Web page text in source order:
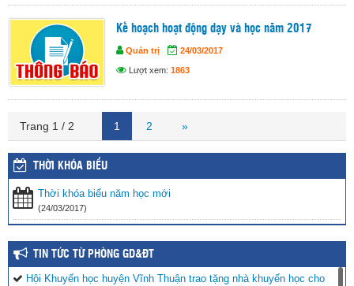
Kế hoạch hoạt động dạy và học năm 2017
Quản trị 24/03/2017
Lượt xem: 1863
Trang 1 / 2 1 2 »
THỜI KHÓA BIỂU
Thời khóa biểu năm học mới
(24/03/2017)
TIN TỨC TỪ PHÒNG GD&ĐT
Hội Khuyến học huyện Vĩnh Thuận trao tặng nhà khuyến học cho